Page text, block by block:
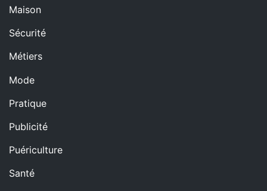
Maison
Sécurité
Métiers
Mode
Pratique
Publicité
Puériculture
Santé